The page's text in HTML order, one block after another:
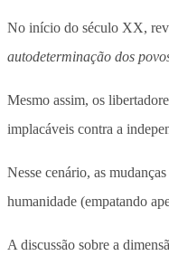
No início do século XX,
autodeterminação dos
Mesmo assim, os
implacáveis contra a
Nesse cenário, as
humanidade (empatando
A discussão sobre a